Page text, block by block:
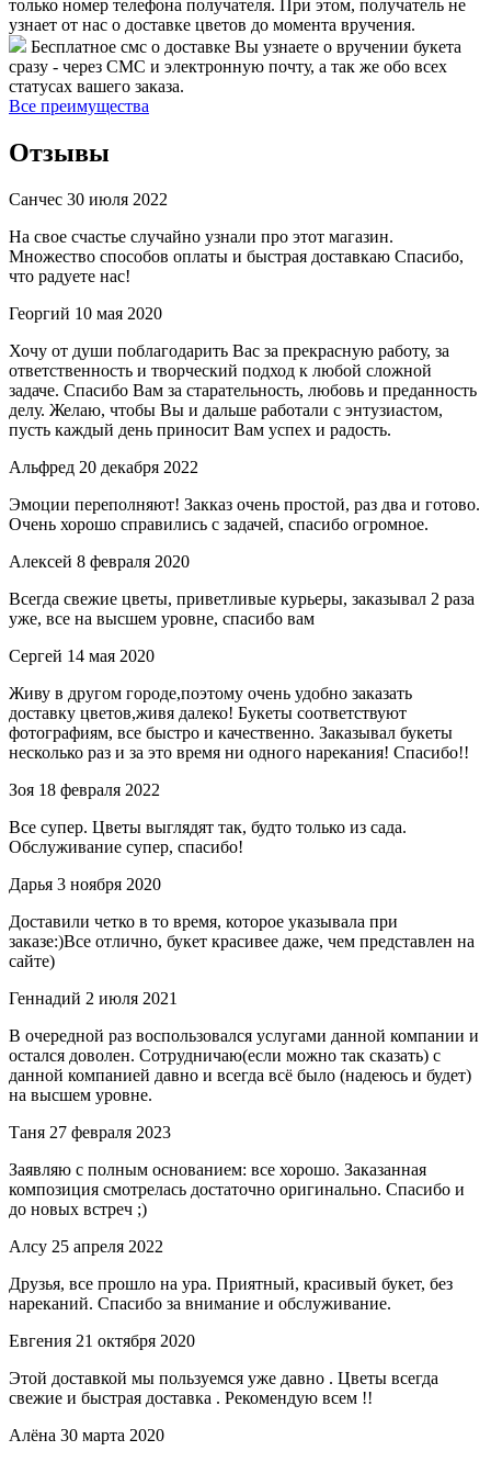
только номер телефона получателя. При этом, получатель не
узнает от нас о доставке цветов до момента вручения.
Бесплатное смс о доставке Вы узнаете о вручении букета
сразу - через СМС и электронную почту, а так же обо всех
статусах вашего заказа.
Все преимущества
Отзывы
Санчес 30 июля 2022
На свое счастье случайно узнали про этот магазин.
Множество способов оплаты и быстрая доставкаю Спасибо,
что радуете нас!
Георгий 10 мая 2020
Хочу от души поблагодарить Вас за прекрасную работу, за
ответственность и творческий подход к любой сложной
задаче. Спасибо Вам за старательность, любовь и преданность
делу. Желаю, чтобы Вы и дальше работали с энтузиастом,
пусть каждый день приносит Вам успех и радость.
Альфред 20 декабря 2022
Эмоции переполняют! Закказ очень простой, раз два и готово.
Очень хорошо справились с задачей, спасибо огромное.
Алексей 8 февраля 2020
Всегда свежие цветы, приветливые курьеры, заказывал 2 раза
уже, все на высшем уровне, спасибо вам
Сергей 14 мая 2020
Живу в другом городе,поэтому очень удобно заказать
доставку цветов,живя далеко! Букеты соответствуют
фотографиям, все быстро и качественно. Заказывал букеты
несколько раз и за это время ни одного нарекания! Спасибо!!
Зоя 18 февраля 2022
Все супер. Цветы выглядят так, будто только из сада.
Обслуживание супер, спасибо!
Дарья 3 ноября 2020
Доставили четко в то время, которое указывала при
заказе:)Все отлично, букет красивее даже, чем представлен на
сайте)
Геннадий 2 июля 2021
В очередной раз воспользовался услугами данной компании и
остался доволен. Сотрудничаю(если можно так сказать) с
данной компанией давно и всегда всё было (надеюсь и будет)
на высшем уровне.
Таня 27 февраля 2023
Заявляю с полным основанием: все хорошо. Заказанная
композиция смотрелась достаточно оригинально. Спасибо и
до новых встреч ;)
Алсу 25 апреля 2022
Друзья, все прошло на ура. Приятный, красивый букет, без
нареканий. Спасибо за внимание и обслуживание.
Евгения 21 октября 2020
Этой доставкой мы пользуемся уже давно . Цветы всегда
свежие и быстрая доставка . Рекомендую всем !!
Алёна 30 марта 2020